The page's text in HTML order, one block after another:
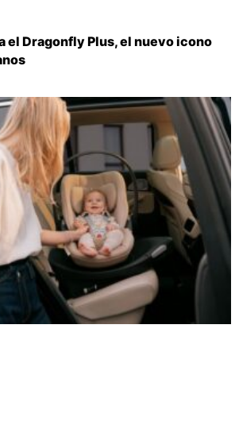
el Dragonfly Plus, el nuevo icono